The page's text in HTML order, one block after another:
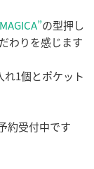
の型押し
わりを感じます
1個とポケット
約受付中です